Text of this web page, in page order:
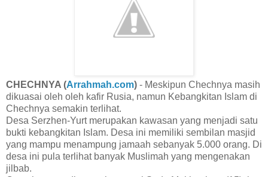
CHECHNYA (Arrahmah.com) - Meskipun Chechnya masih
dikuasai oleh oleh kafir Rusia, namun Kebangkitan Islam di
Chechnya semakin terlihat.
Desa Serzhen-Yurt merupakan kawasan yang menjadi satu
bukti kebangkitan Islam. Desa ini memiliki sembilan masjid
yang mampu menampung jamaah sebanyak 5.000 orang. Di
desa ini pula terlihat banyak Muslimah yang mengenakan
jilbab.